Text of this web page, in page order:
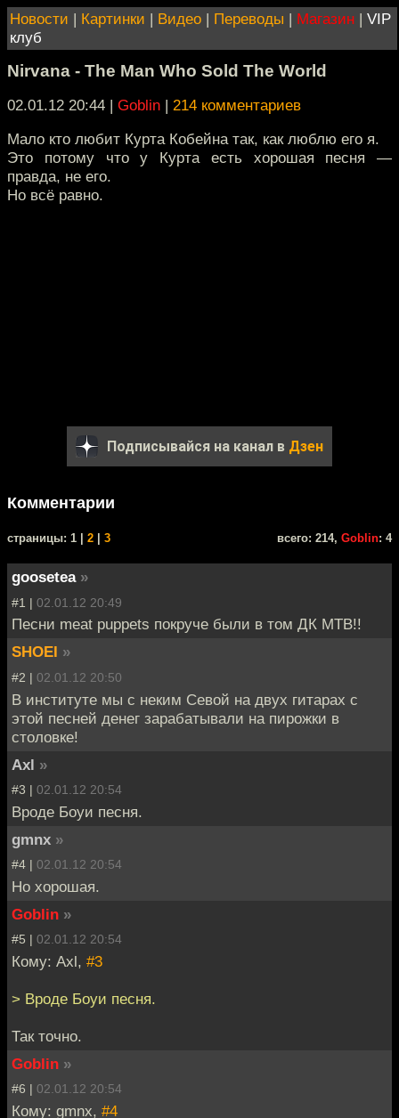
Новости | Картинки | Видео | Переводы | Магазин | VIP
клуб
Nirvana - The Man Who Sold The World
02.01.12 20:44 | Goblin | 214 комментариев
Мало кто любит Курта Кобейна так, как люблю его я.
Это потому что у Курта есть хорошая песня —
правда, не его.
Но всё равно.
Подписывайся на канал в Дзен
Комментарии
cтраницы: 1 | 2 3 всего: 214, Goblin: 4
goosetea »
#1 | 02.01.12 20:49
Песни meat puppets покруче были в том ДК МТВ!!
SHOEI »
#2 | 02.01.12 20:50
В институте мы с неким Севой на двух гитарах с
этой песней денег зарабатывали на пирожки в
столовке!
Axl »
#3 | 02.01.12 20:54
Вроде Боуи песня.
gmnx »
#4 | 02.01.12 20:54
Но хорошая.
Goblin »
#5 | 02.01.12 20:54
Кому: Axl, #3
> Вроде Боуи песня.
Так точно.
Goblin »
#6 | 02.01.12 20:54
Кому: gmnx, #4